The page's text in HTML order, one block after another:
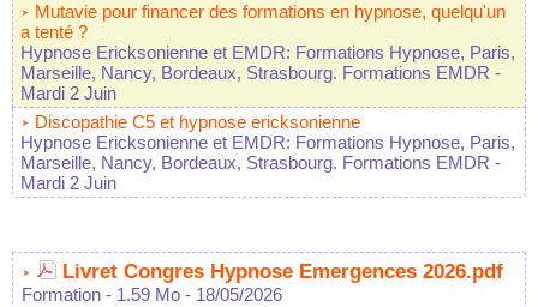
Mutavie pour financer des formations en hypnose, quelqu'un
a tenté ?
Hypnose Ericksonienne et EMDR: Formations Hypnose, Paris,
Marseille, Nancy, Bordeaux, Strasbourg. Formations EMDR -
Mardi 2 Juin
Discopathie C5 et hypnose ericksonienne
Hypnose Ericksonienne et EMDR: Formations Hypnose, Paris,
Marseille, Nancy, Bordeaux, Strasbourg. Formations EMDR -
Mardi 2 Juin
Livret Congres Hypnose Emergences 2026.pdf
Formation - 1.59 Mo - 18/05/2026